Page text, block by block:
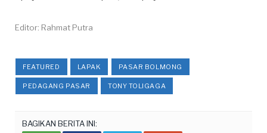
Editor: Rahmat Putra
FEATURED LAPAK PASAR BOLMONG
PEDAGANG PASAR TONY TOLIGAGA
BAGIKAN BERITA INI: